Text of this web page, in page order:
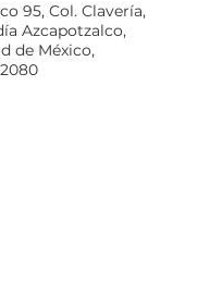
95, Col. Clavería,
Azcapotzalco,
de México,